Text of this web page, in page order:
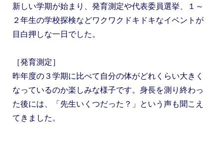
新しい学期が始まり、発育測定や代表委員選挙、１～
２年生の学校探検などワクワクドキドキなイベントが
目白押しな一日でした。
［発育測定］
昨年度の３学期に比べて自分の体がどれくらい大きく
なっているのか楽しみな様子です。身長を測り終わっ
た後には、「先生いくつだった？」という声も聞こえ
てきました。